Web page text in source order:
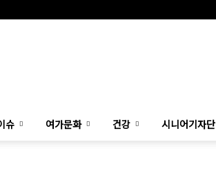
슈 여가문화 건강 시니어기자단